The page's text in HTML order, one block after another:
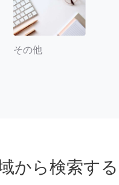
その他
から検索する